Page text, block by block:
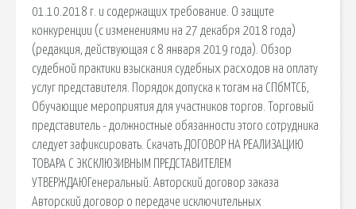
01.10.2018 г. и содержащих требование. О защите
конкуренции (с изменениями на 27 декабря 2018 года)
(редакция, действующая с 8 января 2019 года). Обзор
судебной практики взыскания судебных расходов на оплату
услуг представителя. Порядок допуска к тогам на СПбМТСБ,
Обучающие мероприятия для участников торгов. Торговый
представитель - должностные обязанности этого сотрудника
следует зафиксировать. Скачать ДОГОВОР НА РЕАЛИЗАЦИЮ
ТОВАРА С ЭКСКЛЮЗИВНЫМ ПРЕДСТАВИТЕЛЕМ
УТВЕРЖДАЮГенеральный. Авторский договор заказа
Авторский договор о передаче исключительных